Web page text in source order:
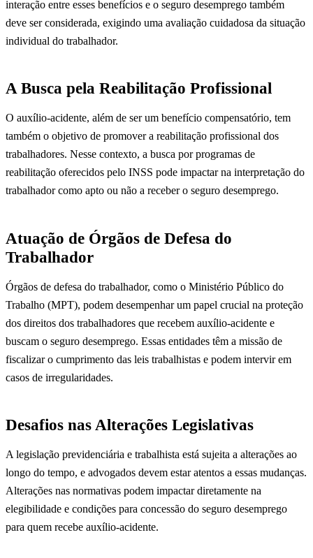
interação entre esses benefícios e o seguro desemprego também
deve ser considerada, exigindo uma avaliação cuidadosa da situação
individual do trabalhador.
A Busca pela Reabilitação Profissional
O auxílio-acidente, além de ser um benefício compensatório, tem
também o objetivo de promover a reabilitação profissional dos
trabalhadores. Nesse contexto, a busca por programas de
reabilitação oferecidos pelo INSS pode impactar na interpretação do
trabalhador como apto ou não a receber o seguro desemprego.
Atuação de Órgãos de Defesa do
Trabalhador
Órgãos de defesa do trabalhador, como o Ministério Público do
Trabalho (MPT), podem desempenhar um papel crucial na proteção
dos direitos dos trabalhadores que recebem auxílio-acidente e
buscam o seguro desemprego. Essas entidades têm a missão de
fiscalizar o cumprimento das leis trabalhistas e podem intervir em
casos de irregularidades.
Desafios nas Alterações Legislativas
A legislação previdenciária e trabalhista está sujeita a alterações ao
longo do tempo, e advogados devem estar atentos a essas mudanças.
Alterações nas normativas podem impactar diretamente na
elegibilidade e condições para concessão do seguro desemprego
para quem recebe auxílio-acidente.